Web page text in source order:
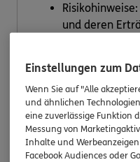
und deren
Ansparphase
Anteilen nicht
Betrag
zudem den
Einstellungen zum
Wenn Sie auf "Alle
und ähnlichen
eine zuverlässige Funktion
Messung von
Inhalte und
Facebook Audiences oder